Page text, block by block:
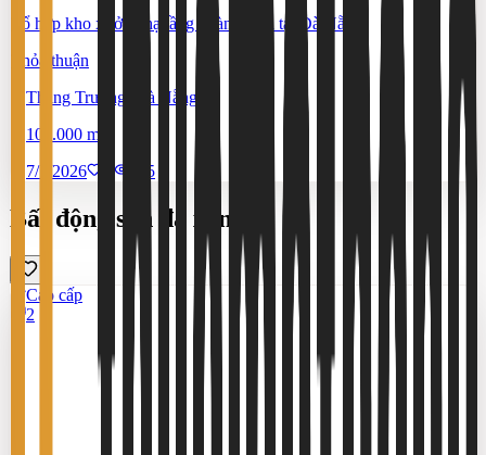
Tổ hợp kho xưởng hạ tầng hoàn chỉnh tại Đà Nẵng
Thỏa thuận
Thăng Trường, Đà Nẵng
100.000 m²
7/7/2026
555
Bất động sản đã xem
Cao cấp
2